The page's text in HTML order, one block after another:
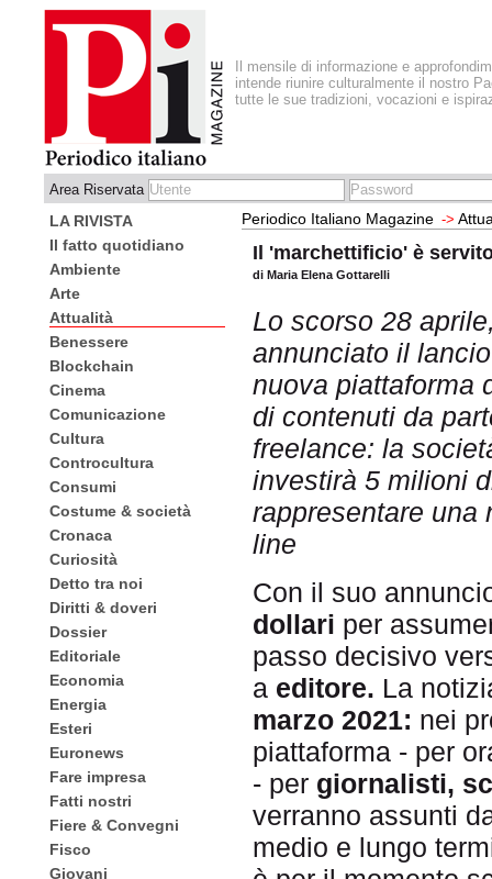
Il mensile di informazione e
intende riunire culturalmente il nostro
tutte le sue tradizioni, vocazioni e
Area Riservata
LA RIVISTA
Il fatto quotidiano
Ambiente
Arte
Attualità
Benessere
Blockchain
Cinema
Comunicazione
Cultura
Controcultura
Consumi
Costume & società
Cronaca
Curiosità
Detto tra noi
Diritti & doveri
Dossier
Editoriale
Economia
Energia
Esteri
Euronews
Fare impresa
Fatti nostri
Fiere & Convegni
Fisco
Giovani
Periodico Italiano Magazine ->
Il 'marchettificio' è
di Maria Elena Gottarelli
Lo scorso 28
annunciato il
nuova piattaforma
di contenuti da
freelance: la
investirà 5 milioni
rappresentare una
line
Con il suo
dollari per
passo decisivo
a editore. La
marzo 2021: nei
piattaforma - per
- per giornalisti,
verranno assunti
medio e lungo